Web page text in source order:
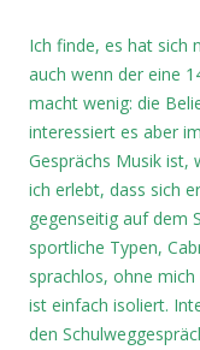
Ich finde, es hat sich
auch wenn der eine
macht wenig: die
interessiert es aber
Gesprächs Musik ist,
ich erlebt, dass sich
gegenseitig auf dem
sportliche Typen,
sprachlos, ohne
ist einfach isoliert.
den